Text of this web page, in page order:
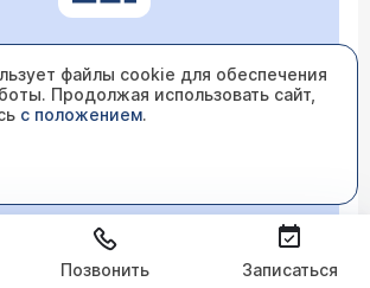
оценка качества
файлы cookie для обеспечения
Продолжая использовать сайт,
с положением.
Позвонить Записаться